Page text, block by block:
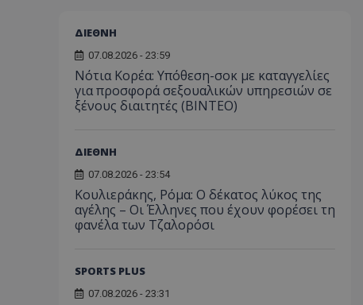
ΔΙΕΘΝΗ
07.08.2026 - 23:59
Νότια Κορέα: Υπόθεση-σοκ με καταγγελίες
για προσφορά σεξουαλικών υπηρεσιών σε
ξένους διαιτητές (BINTEO)
ΔΙΕΘΝΗ
07.08.2026 - 23:54
Κουλιεράκης, Ρόμα: Ο δέκατος λύκος της
αγέλης – Οι Έλληνες που έχουν φορέσει τη
φανέλα των Τζαλορόσι
SPORTS PLUS
07.08.2026 - 23:31